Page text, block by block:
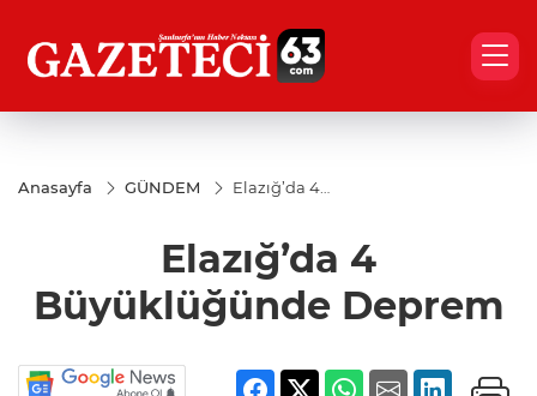
Anasayfa GÜNDEM
Elazığ’da 4
Elazığ’da 4
Büyüklüğünde Deprem